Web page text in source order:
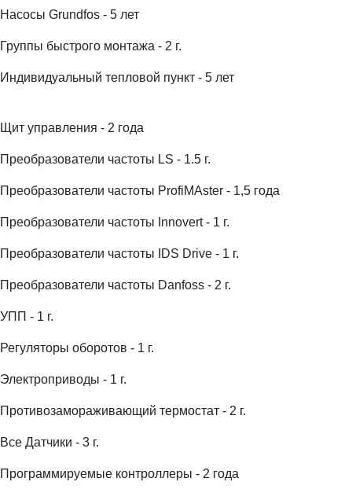
Насосы Grundfos - 5 лет
Группы быстрого монтажа - 2 г.
Индивидуальный тепловой пункт - 5 лет
Щит управления - 2 года
Преобразователи частоты LS - 1.5 г.
Преобразователи частоты ProfiMAster - 1,5 года
Преобразователи частоты Innovert - 1 г.
Преобразователи частоты IDS Drive - 1 г.
Преобразователи частоты Danfoss - 2 г.
УПП - 1 г.
Регуляторы оборотов - 1 г.
Электроприводы - 1 г.
Противозамораживающий термостат - 2 г.
Все Датчики - 3 г.
Программируемые контроллеры - 2 года